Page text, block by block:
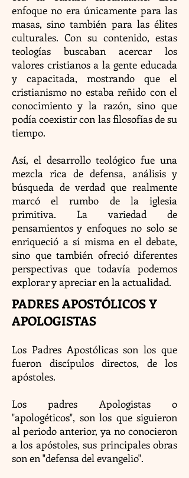
enfoque no era únicamente para las
masas, sino también para las élites
culturales. Con su contenido, estas
teologías buscaban acercar los
valores cristianos a la gente educada
y capacitada, mostrando que el
cristianismo no estaba reñido con el
conocimiento y la razón, sino que
podía coexistir con las filosofías de su
tiempo.
Así, el desarrollo teológico fue una
mezcla rica de defensa, análisis y
búsqueda de verdad que realmente
marcó el rumbo de la iglesia
primitiva. La variedad de
pensamientos y enfoques no solo se
enriqueció a sí misma en el debate,
sino que también ofreció diferentes
perspectivas que todavía podemos
explorar y apreciar en la actualidad.
PADRES APOSTÓLICOS Y
APOLOGISTAS
Los Padres Apostólicas son los que
fueron discípulos directos, de los
apóstoles.
Los padres Apologistas o
"apologéticos", son los que siguieron
al periodo anterior, ya no conocieron
a los apóstoles, sus principales obras
son en "defensa del evangelio".